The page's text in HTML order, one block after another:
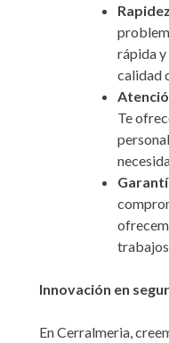
rápida
calidad
Te
trabajos.
Innovación en
En Cerralmeria,